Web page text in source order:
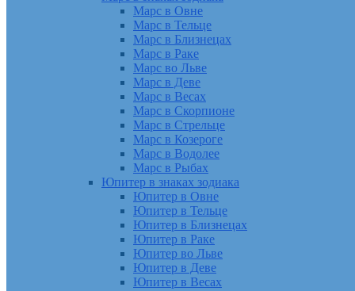
Марс в Овне
Марс в Тельце
Марс в Близнецах
Марс в Раке
Марс во Льве
Марс в Деве
Марс в Весах
Марс в Скорпионе
Марс в Стрельце
Марс в Козероге
Марс в Водолее
Марс в Рыбах
Юпитер в знаках зодиака
Юпитер в Овне
Юпитер в Тельце
Юпитер в Близнецах
Юпитер в Раке
Юпитер во Льве
Юпитер в Деве
Юпитер в Весах